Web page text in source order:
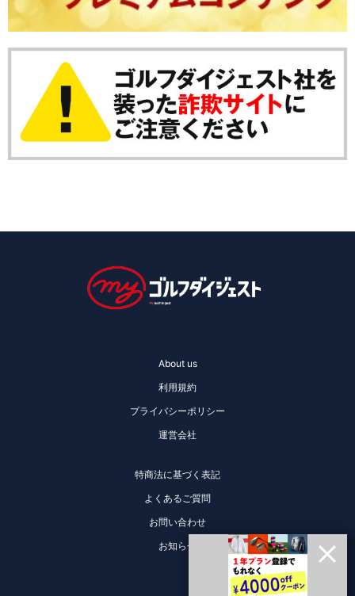
About us
利用規約
プライバシーポリシー
運営会社
特商法に基づく表記
よくあるご質問
お問い合わせ
お知らせ